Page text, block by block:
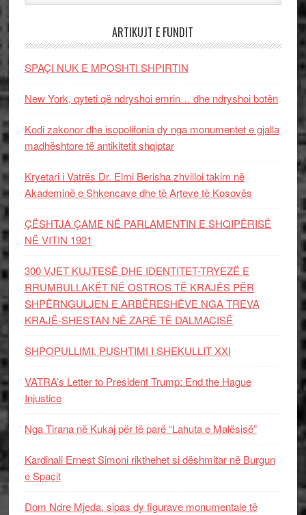
ARTIKUJT E FUNDIT
SPAÇI NUK E MPOSHTI SHPIRTIN
New York, qyteti që ndryshoi emrin… dhe ndryshoi botën
Kodi zakonor dhe isopolifonia dy nga monumentet e gjalla
madhështore të antikitetit shqiptar
Kryetari i Vatrës Dr. Elmi Berisha zhvilloi takim në
Akademinë e Shkencave dhe të Arteve të Kosovës
ÇËSHTJA ÇAME NË PARLAMENTIN E SHQIPËRISË
NË VITIN 1921
300 VJET KUJTESË DHE IDENTITET-TRYEZË E
RRUMBULLAKËT NË OSTROS TË KRAJËS PËR
SHPËRNGULJEN E ARBËRESHËVE NGA TREVA
KRAJË-SHESTAN NË ZARË TË DALMACISË
SHPOPULLIMI, PUSHTIMI I SHEKULLIT XXI
VATRA’s Letter to President Trump: End the Hague
Injustice
Nga Tirana në Kukaj për të parë “Lahuta e Malësisë”
Kardinali Ernest Simoni rikthehet si dëshmitar në Burgun
e Spaçit
Dom Ndre Mjeda, sipas dy figurave monumentale të